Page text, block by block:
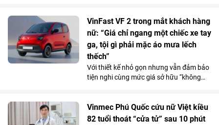
lái trên mọi cung đường.
VinFast VF 2 trong mắt khách hàng
nữ: “Giá chỉ ngang một chiếc xe tay
ga, tội gì phải mặc áo mưa lếch
thếch”
Với thiết kế nhỏ gọn nhưng vẫn đảm bảo
tiện nghi cùng mức giá sở hữu “không
đồng phái đẹp trước ngày mở cổng chính
thức vào 15/7.
Vinmec Phú Quốc cứu nữ Việt kiều
82 tuổi thoát “cửa tử” sau 10 phút